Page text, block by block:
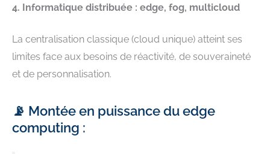
4. Informatique distribuée : edge, fog, multicloud
La centralisation classique (cloud unique) atteint ses
limites face aux besoins de réactivité, de souveraineté
et de personnalisation.
📡 Montée en puissance du edge
computing :